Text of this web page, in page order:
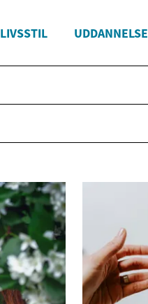
LIVSSTIL